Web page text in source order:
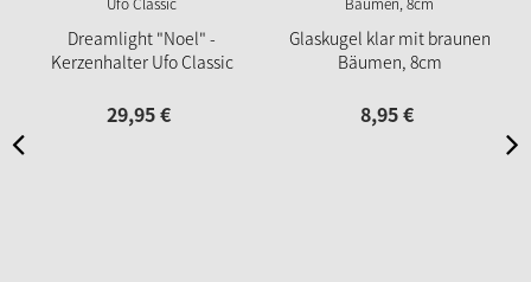
Dreamlight "Noel" -
Kerzenhalter Ufo Classic
29,95€
Glaskugel klar mit braunen
Bäumen, 8cm
8,95€